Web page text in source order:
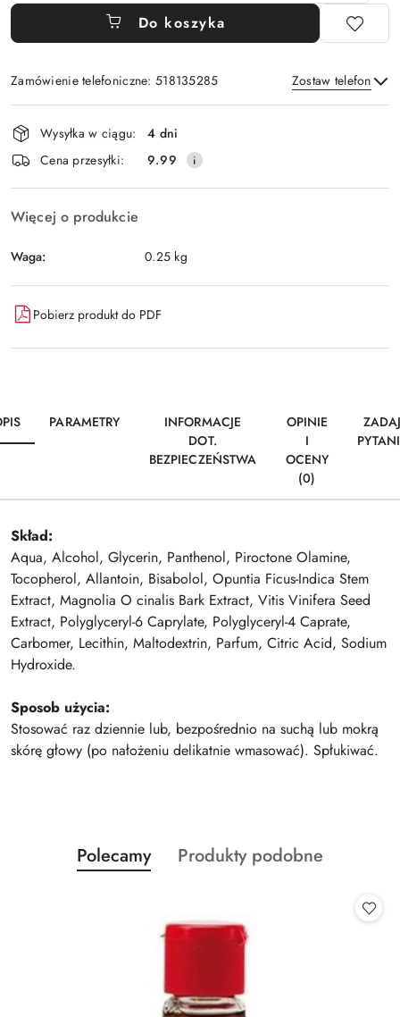
Do koszyka
Zamówienie telefoniczne: 518135285 Zostaw telefon
Wyślij
Dostępność
i
dostawa
Wysyłka w ciągu:
4 dni
Cena przesyłki:
9.99
Więcej o produkcie
Waga: 0.25 kg
Pobierz produkt do PDF
PARAMETRY
INFORMACJE
DOT.
BEZPIECZEŃSTWA
OPINIE
I
OCENY
(0)
Skład:
Aqua, Alcohol, Glycerin, Panthenol, Piroctone Olamine,
Tocopherol, Allantoin, Bisabolol, Opuntia Ficus-Indica Stem
Extract, Magnolia O cinalis Bark Extract, Vitis Vinifera Seed
Extract, Polyglyceryl-6 Caprylate, Polyglyceryl-4 Caprate,
Carbomer, Lecithin, Maltodextrin, Parfum, Citric Acid, Sodium
Hydroxide.
Sposob użycia:
Stosować raz dziennie lub, bezpośrednio na suchą lub mokrą
skórę głowy (po nałożeniu delikatnie wmasować). Spłukiwać.
Pomiń karuzelę produktów
Produkty
o
Polecamy
Produkty
Produkty podobne